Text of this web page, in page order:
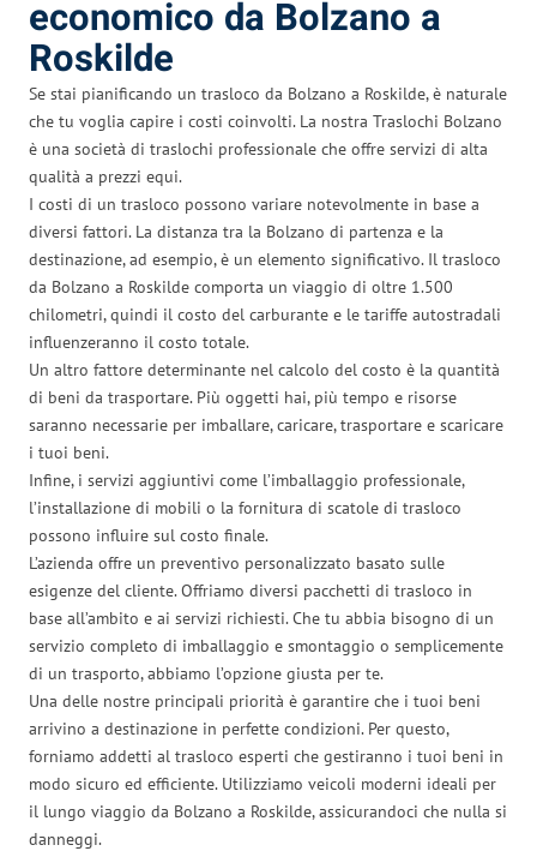
economico da Bolzano a
Roskilde
Se stai pianificando un trasloco da Bolzano a Roskilde, è naturale
che tu voglia capire i costi coinvolti. La nostra Traslochi Bolzano
è una società di traslochi professionale che offre servizi di alta
qualità a prezzi equi.
I costi di un trasloco possono variare notevolmente in base a
diversi fattori. La distanza tra la Bolzano di partenza e la
destinazione, ad esempio, è un elemento significativo. Il trasloco
da Bolzano a Roskilde comporta un viaggio di oltre 1.500
chilometri, quindi il costo del carburante e le tariffe autostradali
influenzeranno il costo totale.
Un altro fattore determinante nel calcolo del costo è la quantità
di beni da trasportare. Più oggetti hai, più tempo e risorse
saranno necessarie per imballare, caricare, trasportare e scaricare
i tuoi beni.
Infine, i servizi aggiuntivi come l’imballaggio professionale,
l’installazione di mobili o la fornitura di scatole di trasloco
possono influire sul costo finale.
L’azienda offre un preventivo personalizzato basato sulle
esigenze del cliente. Offriamo diversi pacchetti di trasloco in
base all’ambito e ai servizi richiesti. Che tu abbia bisogno di un
servizio completo di imballaggio e smontaggio o semplicemente
di un trasporto, abbiamo l’opzione giusta per te.
Una delle nostre principali priorità è garantire che i tuoi beni
arrivino a destinazione in perfette condizioni. Per questo,
forniamo addetti al trasloco esperti che gestiranno i tuoi beni in
modo sicuro ed efficiente. Utilizziamo veicoli moderni ideali per
il lungo viaggio da Bolzano a Roskilde, assicurandoci che nulla si
danneggi.